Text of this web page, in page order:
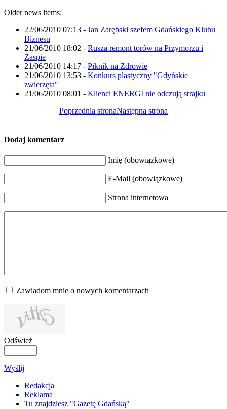
Older news items:
22/06/2010 07:13 - Jan Zarębski szefem Gdańskiego Klubu
Biznesu
21/06/2010 18:02 - Rusza remont torów na Przymorzu i
Zaspie
21/06/2010 14:17 - Piknik na Zdrowie
21/06/2010 13:53 - Konkurs plastyczny "Gdyńskie
zwierzęta"
21/06/2010 08:01 - Klienci ENERGI nie odczują strajku
Poprzednia stronaNastępna strona
Dodaj komentarz
Imię (obowiązkowe)
E-Mail (obowiązkowe)
Strona internetowa
Zawiadom mnie o nowych komentarzach
Odśwież
Wyślij
Redakcja
Reklama
Tu znajdziesz "Gazetę Gdańską"